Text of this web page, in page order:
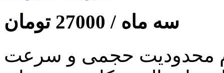
سه ماه / 27000 تومان
محدودیت حجمی و سرعت